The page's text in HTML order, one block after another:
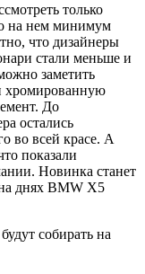
только
на нем минимум
что дизайнеры
стали меньше и
заметить
хромированную
До
остались
во всей красе. А
показали
Новинка станет
днях BMW X5
собирать на